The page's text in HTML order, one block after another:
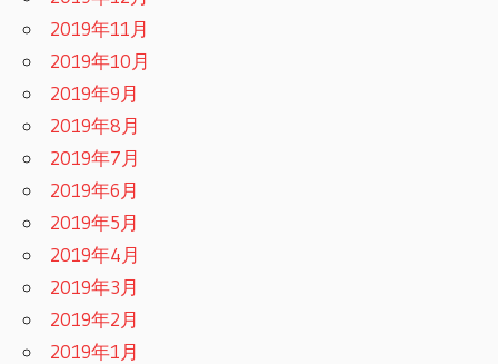
2019年11月
2019年10月
2019年9月
2019年8月
2019年7月
2019年6月
2019年5月
2019年4月
2019年3月
2019年2月
2019年1月